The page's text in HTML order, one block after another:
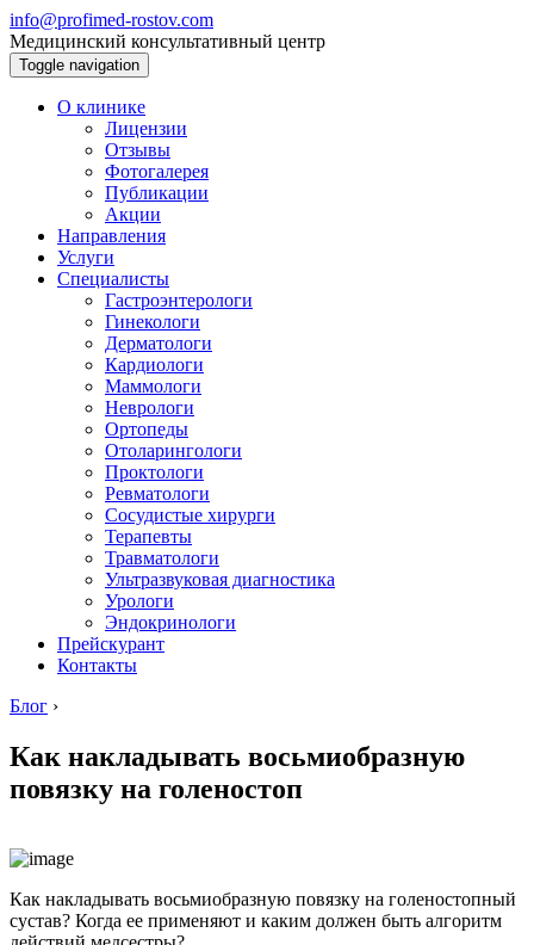
info@profimed-rostov.com
Медицинский консультативный центр
Toggle navigation
О клинике
Лицензии
Отзывы
Фотогалерея
Публикации
Акции
Направления
Услуги
Специалисты
Гастроэнтерологи
Гинекологи
Дерматологи
Кардиологи
Маммологи
Неврологи
Ортопеды
Отоларингологи
Проктологи
Ревматологи
Сосудистые хирурги
Терапевты
Травматологи
Ультразвуковая диагностика
Урологи
Эндокринологи
Прейскурант
Контакты
Блог ›
Как накладывать восьмиобразную
повязку на голеностоп
Как накладывать восьмиобразную повязку на голеностопный
сустав? Когда ее применяют и каким должен быть алгоритм